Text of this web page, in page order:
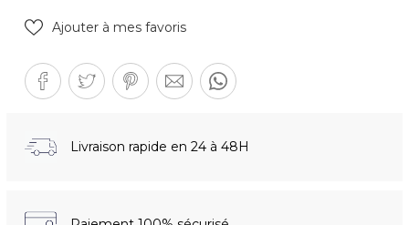
Ajouter à mes favoris
Livraison rapide en 24 à 48H